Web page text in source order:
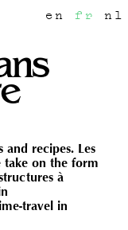
en fr nl
and recipes. Les
take on the form
à
travel in